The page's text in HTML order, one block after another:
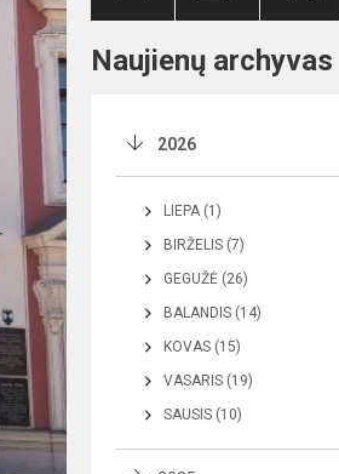
Naujienų archyvas
2026
LIEPA (1)
BIRŽELIS (7)
GEGUŽĖ (26)
BALANDIS (14)
KOVAS (15)
VASARIS (19)
SAUSIS (10)